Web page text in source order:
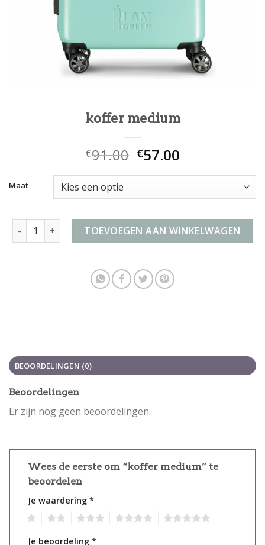
koffer medium
€91.00 €57.00
Maat
koffer medium aantalTOEVOEGEN AAN WINKELWAGEN
BEOORDELINGEN (0)
Beoordelingen
Er zijn nog geen beoordelingen.
Wees de eerste om “koffer medium” te
beoordelen
Je waardering *
Je beoordeling *